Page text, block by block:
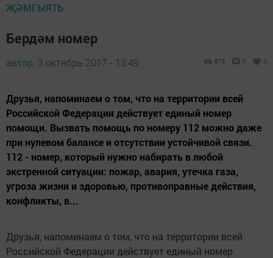
ҖӘМГЫЯТЬ
Бердәм номер
автор, 3 октябрь 2017 - 13:49 876 0 0
Друзья, напоминаем о том, что на территории всей
Российской Федерации действует единый номер
помощи. Вызвать помощь по номеру 112 можно даже
при нулевом балансе и отсутствии устойчивой связи.
112 - номер, который нужно набирать в любой
экстренной ситуации: пожар, авария, утечка газа,
угроза жизни и здоровью, противоправные действия,
конфликты, в...
Друзья, напоминаем о том, что на территории всей
Российской Федерации действует единый номер